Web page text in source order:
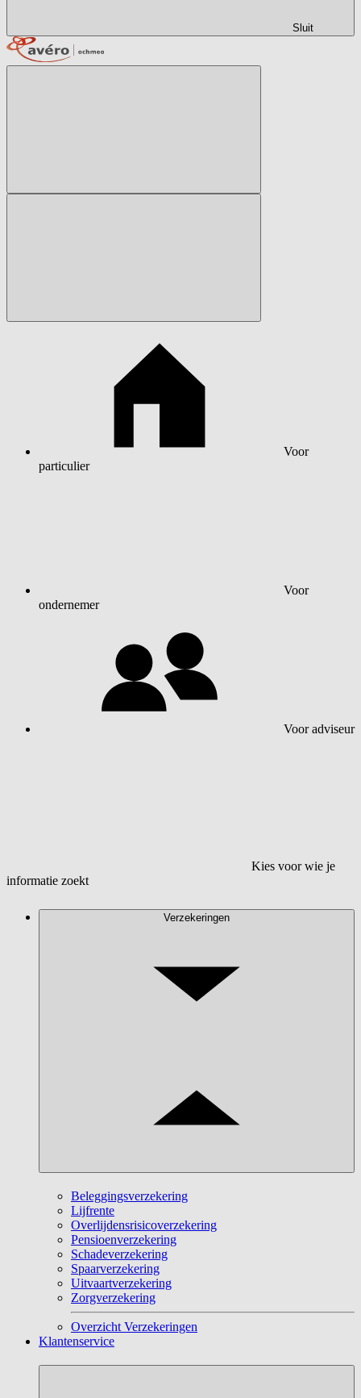
Sluit
Voor
particulier
Voor
ondernemer
Voor adviseur
Kies voor wie je
informatie zoekt
Verzekeringen
Beleggingsverzekering
Lijfrente
Overlijdensrisicoverzekering
Pensioenverzekering
Schadeverzekering
Spaarverzekering
Uitvaartverzekering
Zorgverzekering
Overzicht Verzekeringen
Klantenservice